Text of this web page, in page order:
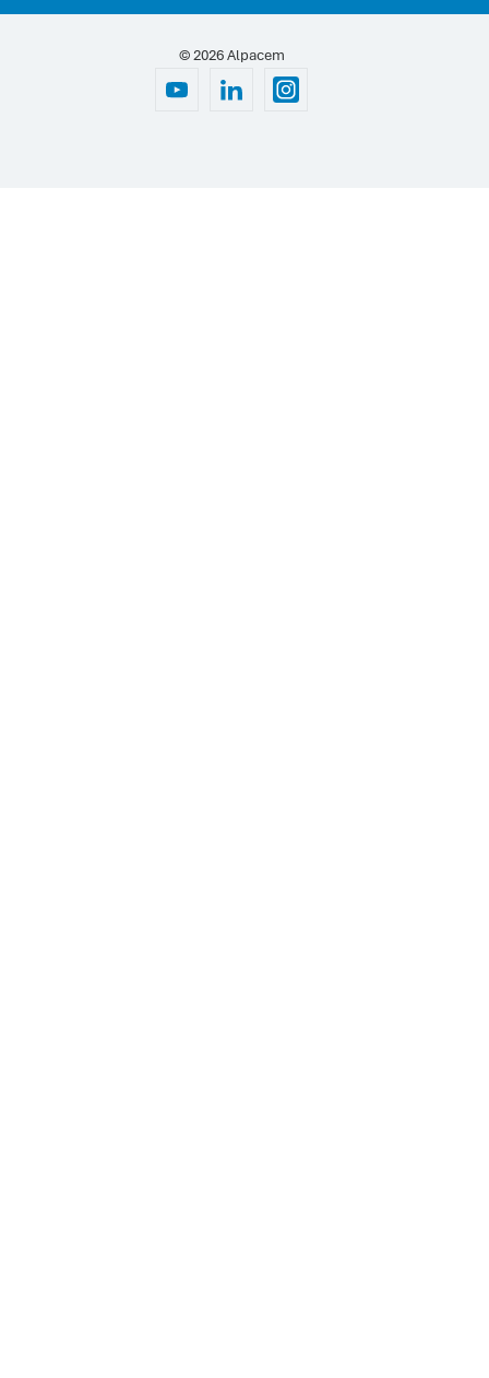
© 2026 Alpacem
YoutubeLinkedinInstagram